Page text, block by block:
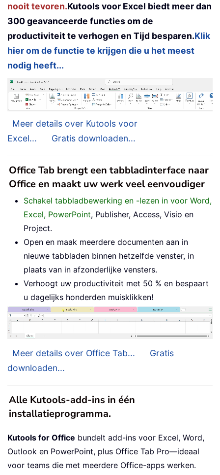
nooit tevoren.Kutools voor Excel biedt meer dan
300 geavanceerde functies om de
productiviteit te verhogen en Tijd besparen.Klik
hier om de functie te krijgen die u het meest
nodig heeft...
Meer details over Kutools voor
Excel...
Gratis downloaden...
Office Tab brengt een tabbladinterface naar
Office en maakt uw werk veel eenvoudiger
Schakel tabbladbewerking en -lezen in voor Word,
Excel, PowerPoint, Publisher, Access, Visio en
Project.
Open en maak meerdere documenten aan in
nieuwe tabbladen binnen hetzelfde venster, in
plaats van in afzonderlijke vensters.
Verhoogt uw productiviteit met 50 % en bespaart
u dagelijks honderden muisklikken!
Meer details over Office Tab...
Gratis
downloaden...
Alle Kutools-add-ins in één
installatieprogramma.
Kutools for Office bundelt add-ins voor Excel, Word,
Outlook en PowerPoint, plus Office Tab Pro—ideaal
voor teams die met meerdere Office-apps werken.